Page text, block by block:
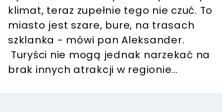
klimat, teraz zupełnie tego nie czuć. To
miasto jest szare, bure, na trasach
szklanka - mówi pan Aleksander.
Turyści nie mogą jednak narzekać na
brak innych atrakcji w regionie…